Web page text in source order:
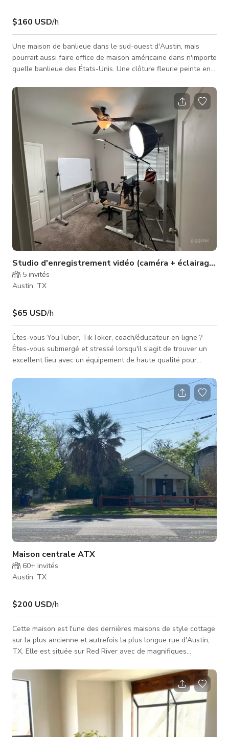
$160 USD/h
Une maison de banlieue dans le sud-ouest d'Austin, mais
pourrait aussi faire office de maison américaine dans n'importe
quelle banlieue des États-Unis. Une clôture fleurie peinte en
jardin avec un trampoline. La cuisine moderne rénovée est
ouverte sur le rez-de-chaussée et a été utilisée dans de
nombreux tournages. 4 chambres, 3 salles de bains
complètes, dont 2 chambres d'enfants et un bureau à
Studio d'enregistrement vidéo (caméra + éclairage
5 invités
Austin, TX
$65 USD/h
Êtes-vous YouTuber, TikToker, coach/éducateur en ligne ?
Êtes-vous submergé et stressé lorsqu'il s'agit de trouver un
excellent lieu avec un équipement de haute qualité pour
espace où vous pouvez entrer, filmer et terminer la création
de contenu. Plus de temps perdu à chercher le bon endroit,
avec un bon éclairage pour réaliser des vidéos de haute
qualité. Voulez-vous enregistrer vos vidéos pour votre
audience mai
Maison centrale ATX
60+ invités
Austin, TX
$200 USD/h
Cette maison est l'une des dernières maisons de style cottage
sur la plus ancienne et autrefois la plus longue rue d'Austin,
TX. Elle est située sur Red River avec de magnifiques
maison. Le jardin arrière est entièrement entouré de bambous
et d'arbres. Les arbres sont toujours remplis de geais bleus,
colibris, pigeons et rouges-gorges. L'intérieur de la maison est
en partie décoré pour les invités Airbnb et l'autre moitié est